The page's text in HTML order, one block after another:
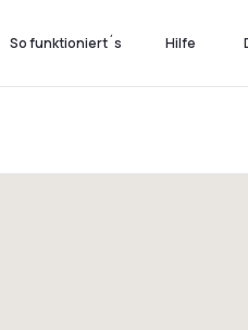
So funktioniert´s Hilfe